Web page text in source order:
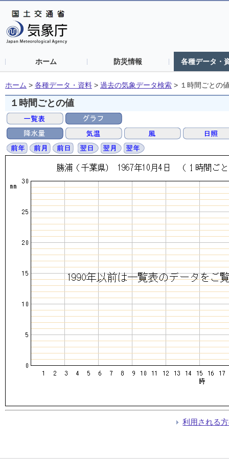
ホーム 防災情報 各種データ・
ホーム > 各種データ・資料 > 過去の気象データ検索 > １時間ごとの
１時間ごとの値
利用される